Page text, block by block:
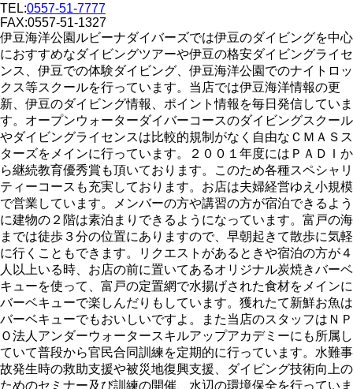
TEL:0557-51-7777
FAX:0557-51-1327
伊豆海洋公園ルビーナダイバーズでは伊豆のダイビングを中心
におすすめなダイビングツアーや伊豆の格安ダイビングライセ
ンス、伊豆での体験ダイビング、伊豆海洋公園でのナイトロッ
クス等スクールを行っています。当店では伊豆海洋情報の更
新、伊豆のダイビング情報、ポイント情報を毎日発信していま
す。オープンウォーターダイバーコースのダイビングスクール
やダイビングライセンスは比較的規制がなく自由なＣＭＡＳス
ターズをメインに行っています。２００１年度にはＰＡＤＩか
ら継続教育優秀賞も頂いております。このため各種スペシャリ
ティーコースも充実しております。お店は夫婦経営ゆえ小規模
で営業しています。メンバーの方や講習の方が宿泊できるよう
に建物の２階は素泊まりできるようになっています。富戸の海
までは徒歩３分の位置にありますので、早朝起きて散歩に気軽
に行くこともできます。リクエストがあるときや宿泊の方が４
人以上いる時、お店の前に置いてあるオリジナル炭焼きバーベ
キューを使って、富戸の定置網で水揚げされた食材をメインに
バーベキューで楽しんだりもしています。獲れたて新鮮お魚は
バーベキューでもおいしいですよ。また当店のスタッフはＮＰ
Ｏ法人アンダーウォータースキルアップアカデミーにも所属し
ていて普段から官民合同訓練を定期的に行っています。水難事
故発生時の救助支援や被災地復興支援、ダイビング技術向上の
ためのセミナー及び訓練の開催、水辺の環境保全を行っていま